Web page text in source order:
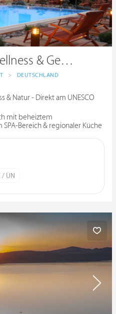
Hotel Zum Stein Wellness & Genuss Resort
> DEUTSCHLAND
& Natur - Direkt am UNESCO
mit beheiztem
Bereich & regionaler Küche
/ ÜN